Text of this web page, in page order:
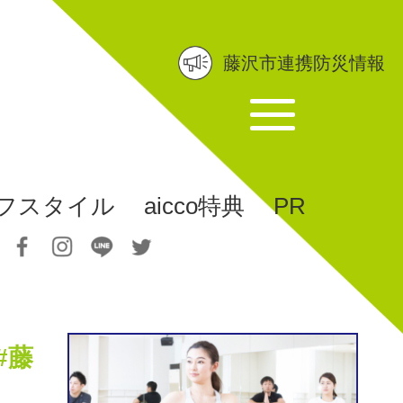
スタイル aicco特典 PR
藤沢市連携防災情報
藤